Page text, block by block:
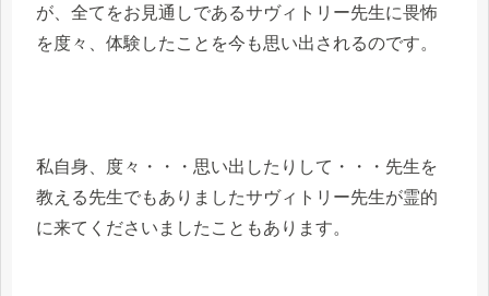
が、全てをお見通しであるサヴィトリー先生に畏怖
を度々、体験したことを今も思い出されるのです。
私自身、度々・・・思い出したりして・・・先生を
教える先生でもありましたサヴィトリー先生が霊的
に来てくださいましたこともあります。